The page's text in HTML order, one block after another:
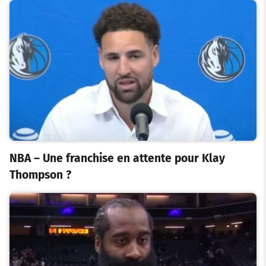
NBA – Une franchise en attente pour Klay
Thompson ?